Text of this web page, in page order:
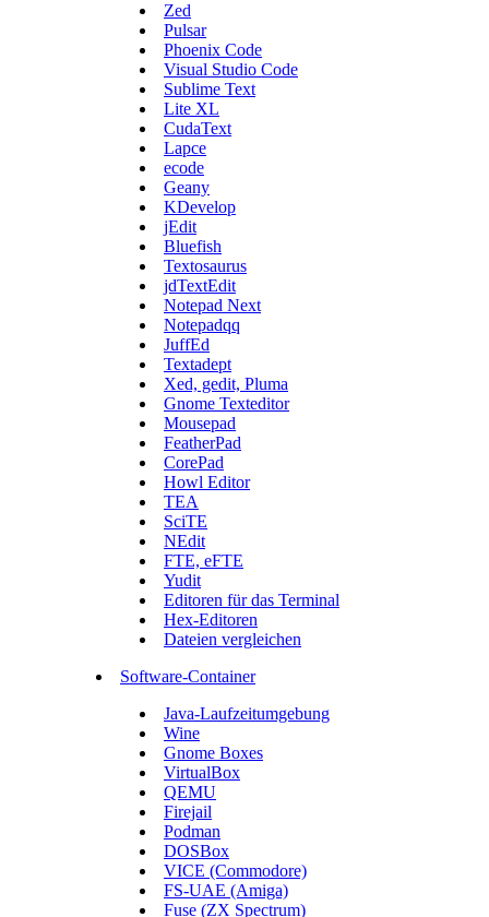
Zed
Pulsar
Phoenix Code
Visual Studio Code
Sublime Text
Lite XL
CudaText
Lapce
ecode
Geany
KDevelop
jEdit
Bluefish
Textosaurus
jdTextEdit
Notepad Next
Notepadqq
JuffEd
Textadept
Xed, gedit, Pluma
Gnome Texteditor
Mousepad
FeatherPad
CorePad
Howl Editor
TEA
SciTE
NEdit
FTE, eFTE
Yudit
Editoren für das Terminal
Hex-Editoren
Dateien vergleichen
Software-Container
Java-Laufzeitumgebung
Wine
Gnome Boxes
VirtualBox
QEMU
Firejail
Podman
DOSBox
VICE (Commodore)
FS-UAE (Amiga)
Fuse (ZX Spectrum)